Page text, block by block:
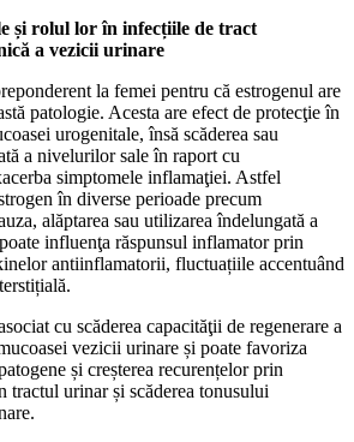
și rolul lor în infecțiile de tract
a vezicii urinare
la femei pentru că estrogenul are
patologie. Acesta are efect de protecţie în
urogenitale, însă scăderea sau
a nivelurilor sale în raport cu
simptomele inflamaţiei. Astfel
în diverse perioade precum
alăptarea sau utilizarea îndelungată a
influenţa răspunsul inflamator prin
antiinflamatorii, fluctuațiile accentuând
cu scăderea capacităţii de regenerare a
vezicii urinare și poate favoriza
și creșterea recurențelor prin
urinar și scăderea tonusului